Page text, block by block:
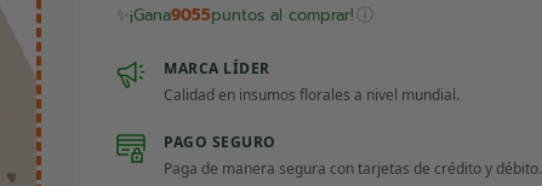
✨¡Gana9055puntos al comprar! ⓘ
MARCA LÍDER
Calidad en insumos florales a nivel mundial.
PAGO SEGURO
Paga de manera segura con tarjetas de crédito y débito.